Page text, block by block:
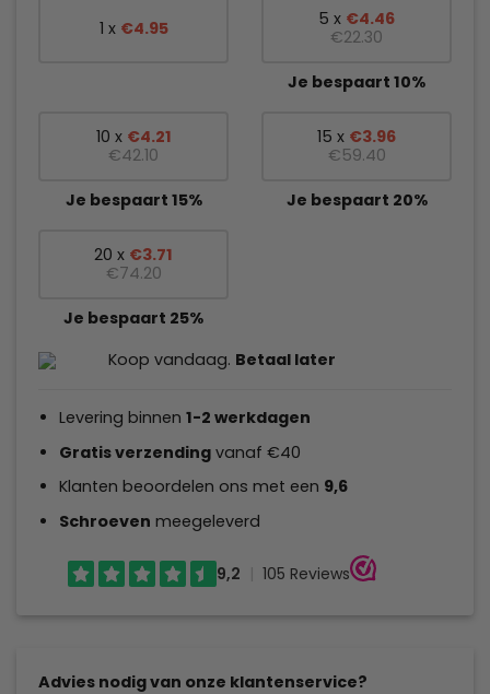
1 x €4.95 5 x €4.46
€22.30
Je bespaart 10%
10 x €4.21
€42.10
Je bespaart 15%
15 x €3.96
€59.40
Je bespaart 20%
20 x €3.71
€74.20
Je bespaart 25%
Koop vandaag. Betaal later
Levering binnen 1-2 werkdagen
Gratis verzendingvanaf €40
Klanten beoordelen ons met een 9,6
Schroeven meegeleverd
Advies nodig van onze klantenservice?